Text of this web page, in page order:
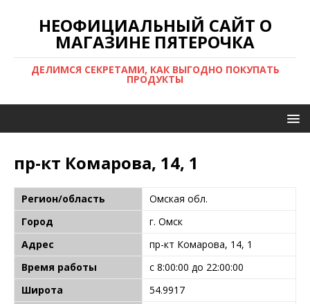
НЕОФИЦИАЛЬНЫЙ САЙТ О
МАГАЗИНЕ ПЯТЕРОЧКА
ДЕЛИМСЯ СЕКРЕТАМИ, КАК ВЫГОДНО ПОКУПАТЬ
ПРОДУКТЫ
пр-кт Комарова, 14, 1
Регион/область
Омская обл.
Город
г. Омск
Адрес
пр-кт Комарова, 14, 1
Время работы
с 8:00:00 до 22:00:00
Широта
54.9917